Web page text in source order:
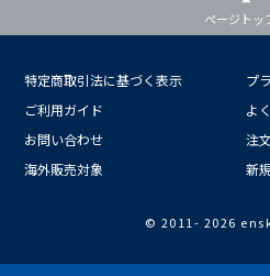
ページトッ
特定商取引法に基づく表示
プ
ご利用ガイド
よ
お問い合わせ
注
海外販売対象
新
© 2011- 2026